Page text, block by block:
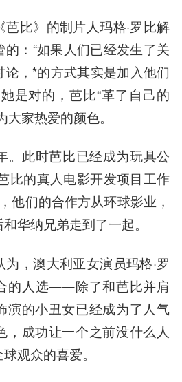
比》的制片人玛格·罗比解
：“如果人们已经发生了关
，*的方式其实是加入他们
是对的，芭比“革了自己的
家热爱的颜色。
。此时芭比已经成为玩具公
比的真人电影开发项目工作
他们的合作方从环球影业，
华纳兄弟走到了一起。
，澳大利亚女演员玛格·罗
的人选——除了和芭比并肩
演的小丑女已经成为了人气
，成功让一个之前没什么人
观众的喜爱。